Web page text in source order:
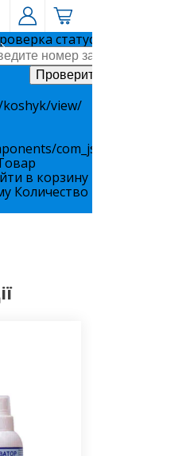
статуса заказа
view/
com_jshopping/files/
в корзину
Количество